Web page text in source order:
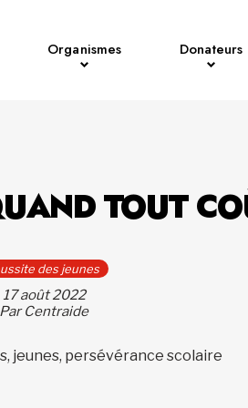
Organismes Donateurs
TOUT
des jeunes
17 août 2022
Par Centraide
jeunes, persévérance scolaire